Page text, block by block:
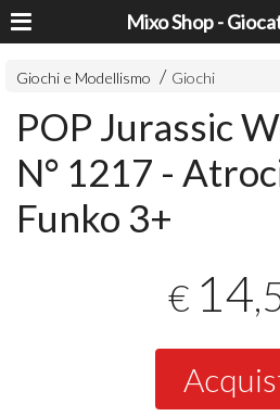
Giochi e Modellismo Giochi
POP Jurassic
N° 1217 -
Funko 3+
€ 14